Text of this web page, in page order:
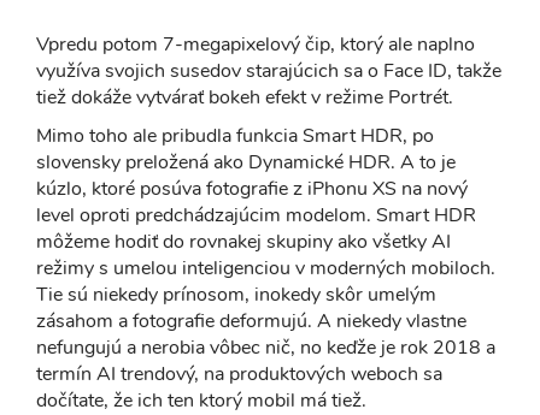
Vpredu potom 7-megapixelový čip, ktorý ale naplno
využíva svojich susedov starajúcich sa o Face ID, takže
tiež dokáže vytvárať bokeh efekt v režime Portrét.
Mimo toho ale pribudla funkcia Smart HDR, po
slovensky preložená ako Dynamické HDR. A to je
kúzlo, ktoré posúva fotografie z iPhonu XS na nový
level oproti predchádzajúcim modelom. Smart HDR
môžeme hodiť do rovnakej skupiny ako všetky AI
režimy s umelou inteligenciou v moderných mobiloch.
Tie sú niekedy prínosom, inokedy skôr umelým
zásahom a fotografie deformujú. A niekedy vlastne
nefungujú a nerobia vôbec nič, no keďže je rok 2018 a
termín AI trendový, na produktových weboch sa
dočítate, že ich ten ktorý mobil má tiež.